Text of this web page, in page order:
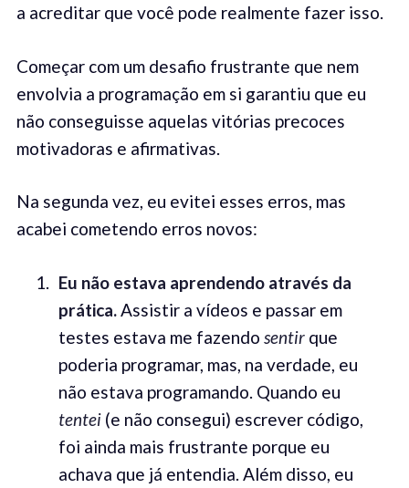
a acreditar que você pode realmente fazer isso.
Começar com um desafio frustrante que nem
envolvia a programação em si garantiu que eu
não conseguisse aquelas vitórias precoces
motivadoras e afirmativas.
Na segunda vez, eu evitei esses erros, mas
acabei cometendo erros novos:
Eu não estava aprendendo através da
prática.Assistir a vídeos e passar em
testes estava me fazendo sentirque
poderia programar, mas, na verdade, eu
não estava programando. Quando eu
tentei (e não consegui) escrever código,
foi ainda mais frustrante porque eu
achava que já entendia. Além disso, eu